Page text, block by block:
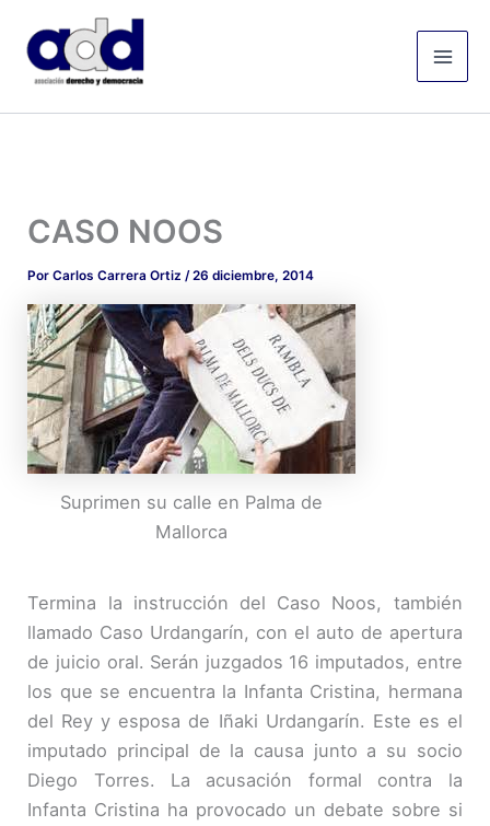
contenido
CASO NOOS
PorCarlos Carrera Ortiz/26 diciembre, 2014
Suprimen su calle en Palma de
Mallorca
Termina la instrucción del Caso Noos, también
llamado Caso Urdangarín, con el auto de apertura
de juicio oral. Serán juzgados 16 imputados, entre
los que se encuentra la Infanta Cristina, hermana
del Rey y esposa de Iñaki Urdangarín. Este es el
imputado principal de la causa junto a su socio
Diego Torres. La acusación formal contra la
Infanta Cristina ha provocado un debate sobre si